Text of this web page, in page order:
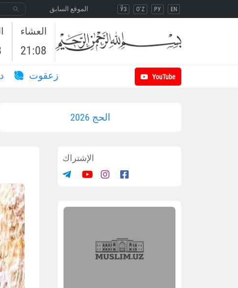
الموقع السابق ЎЗ O`Z РУ EN
العشاء
21:08
زعقوت YouTube
الحج 2026
الإشتراك